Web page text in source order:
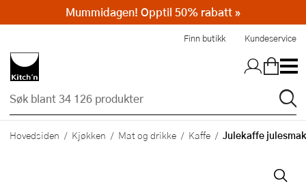
Finn butikk Kundeservice
Hovedsiden Kjøkken Mat og drikke Kaffe Julekaffe
Mummidagen! Opptil 50% rabatt »